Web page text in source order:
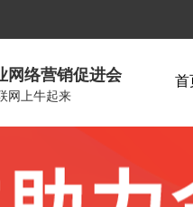
网络营销促进会
网上牛起来